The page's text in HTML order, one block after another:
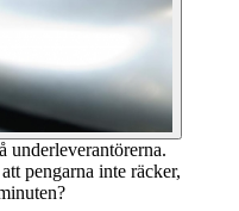
pengarna inte räcker,